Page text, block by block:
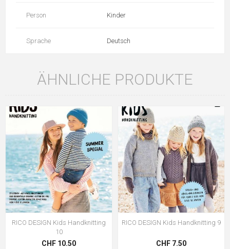
Person Kinder
Sprache Deutsch
ÄHNLICHE PRODUKTE
RICO DESIGN Kids Handknitting
10
CHF 10.50
RICO DESIGN Kids Handknitting 9
CHF 7.50